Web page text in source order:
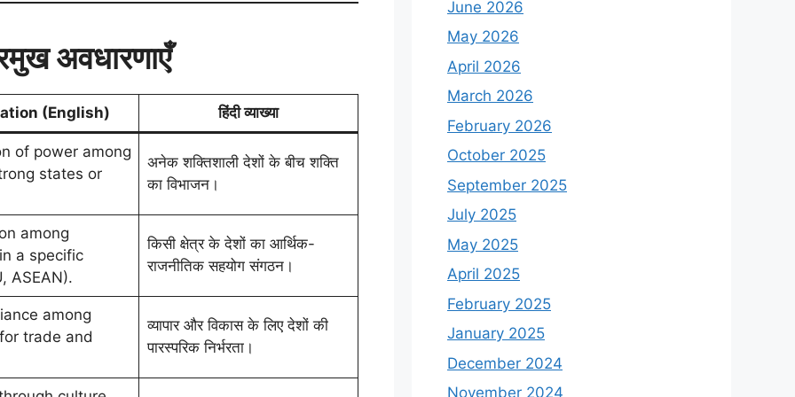
अवधारणाएँ
(English) हिंदी व्याख्या
of power among
states or
अनेक शक्तिशाली देशों के बीच शक्ति
का विभाजन।
among
a specific
ASEAN).
किसी क्षेत्र के देशों का आर्थिक-
राजनीतिक सहयोग संगठन।
among
trade and
व्यापार और विकास के लिए देशों की
पारस्परिक निर्भरता।
June 2026
May 2026
April 2026
March 2026
February 2026
October 2025
September 2025
July 2025
May 2025
April 2025
February 2025
January 2025
December 2024
November 2024